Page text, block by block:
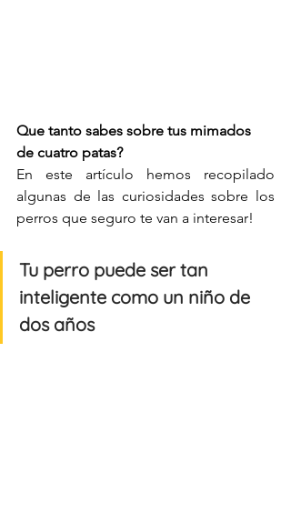
Que tanto sabes sobre tus mimados
de cuatro patas?
En este artículo hemos recopilado
algunas de las curiosidades sobre los
perros que seguro te van a interesar!
Tu perro puede ser tan
inteligente como un niño de
dos años